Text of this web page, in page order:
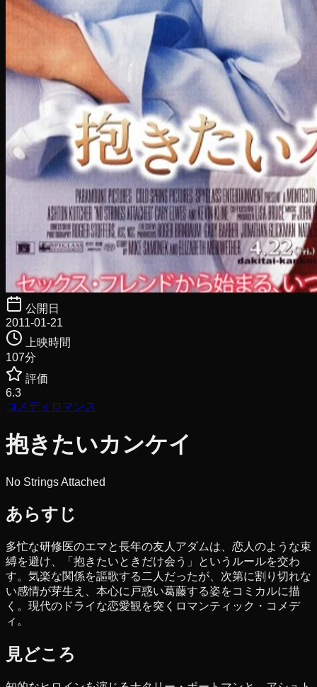
公開日
2011-01-21
上映時間
107分
評価
6.3
コメディ ロマンス
抱きたいカンケイ
No Strings Attached
あらすじ
多忙な研修医のエマと長年の友人アダムは、恋人のような束
縛を避け、「抱きたいときだけ会う」というルールを交わ
す。気楽な関係を謳歌する二人だったが、次第に割り切れな
い感情が芽生え、本心に戸惑い葛藤する姿をコミカルに描
く。現代のドライな恋愛観を突くロマンティック・コメデ
ィ。
見どころ